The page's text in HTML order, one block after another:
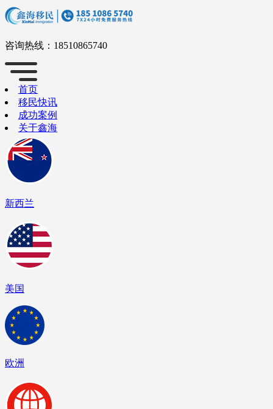
咨询热线： 18510865740
首页
移民快讯
成功案例
关于鑫海
新西兰
美国
欧洲